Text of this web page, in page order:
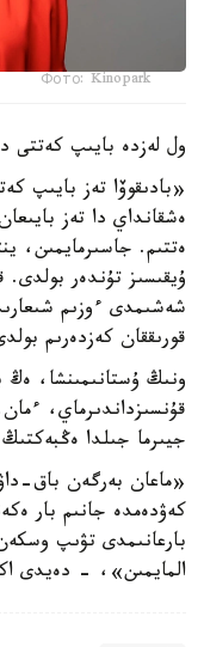
Фото: Kinopark
ول لەزدە بايىپ كەتتى
«بادىقوۆا تەز بايىپ
ەتتىم. جاسىرمايمىن،
ۇيقىسىز تۇندەر بولدى.
شەشىمدى ءوزىم
قورىققان كەزدەرىم
ونىڭ ۇستانىمىنشا،
قۇنسىزداندىرماي،
جيىرما جىلدا
«ماعان بەرگەن باق-
كەۋدەمدە جانىم بار
بارعانىمدى تۋىپ
المايمىن»، - دەيدى